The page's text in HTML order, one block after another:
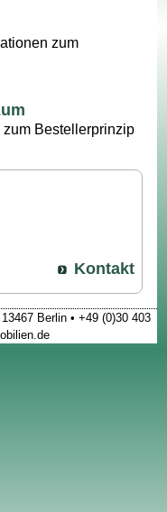
zum
zum Bestellerprinzip
Kontakt
Berlin • +49 (0)30 403